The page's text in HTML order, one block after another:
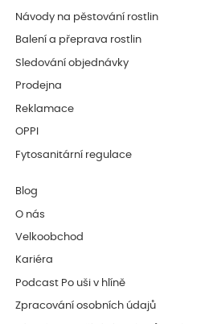
Návody na pěstování rostlin
Balení a přeprava rostlin
Sledování objednávky
Prodejna
Reklamace
OPPI
Fytosanitární regulace
Blog
O nás
Velkoobchod
Kariéra
Podcast Po uši v hlíně
Zpracování osobních údajů